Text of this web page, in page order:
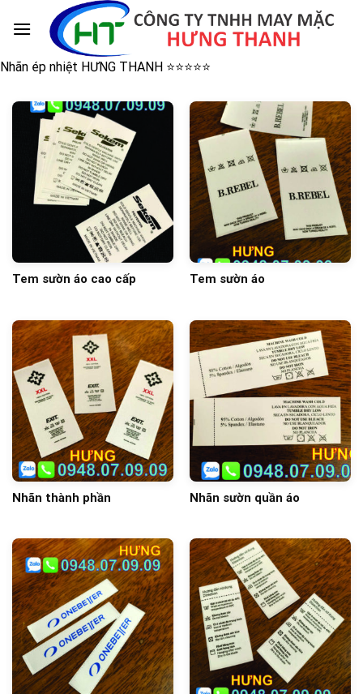
Nhãn ép nhiệt HƯNG THANH ⭐️⭐️⭐️⭐️⭐️
Tem sườn áo cao cấp Tem sườn áo
Nhãn thành phần Nhãn sườn quần áo